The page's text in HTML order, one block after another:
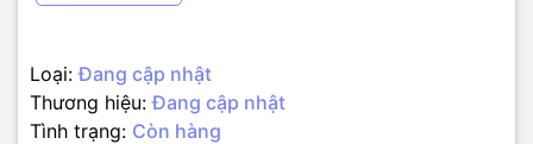
Loại: Đang cập nhật
Thương hiệu: Đang cập nhật
Tình trạng: Còn hàng